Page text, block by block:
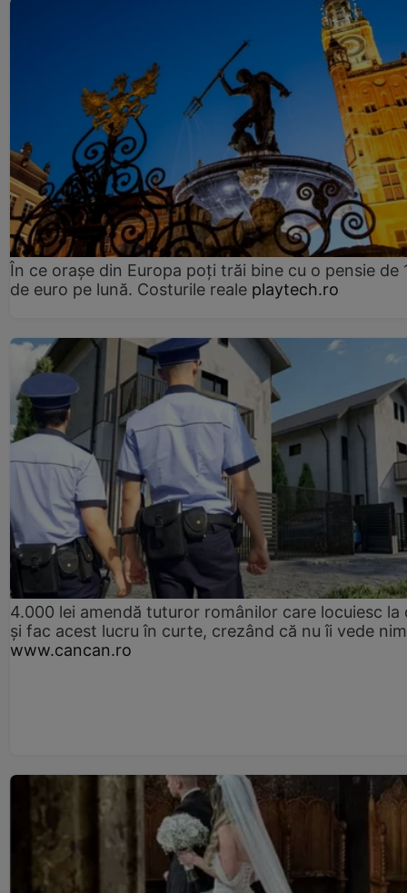
În ce orașe din Europa poți trăi bine cu o pensie de
de euro pe lună. Costurile reale playtech.ro
4.000 lei amendă tuturor românilor care locuiesc la
și fac acest lucru în curte, crezând că nu îi vede
www.cancan.ro